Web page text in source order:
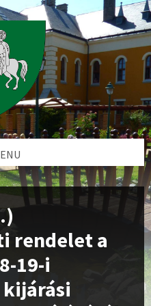
rendelet a
19-i